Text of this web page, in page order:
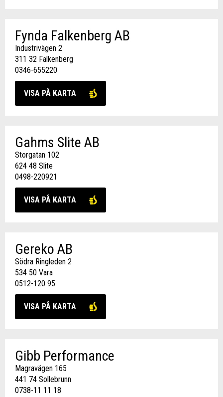
Fynda Falkenberg AB
Industrivägen 2
311 32 Falkenberg
0346-655220
VISA PÅ KARTA
Gahms Slite AB
Storgatan 102
624 48 Slite
0498-220921
VISA PÅ KARTA
Gereko AB
Södra Ringleden 2
534 50 Vara
0512-120 95
VISA PÅ KARTA
Gibb Performance
Magravägen 165
441 74 Sollebrunn
0738-11 11 18